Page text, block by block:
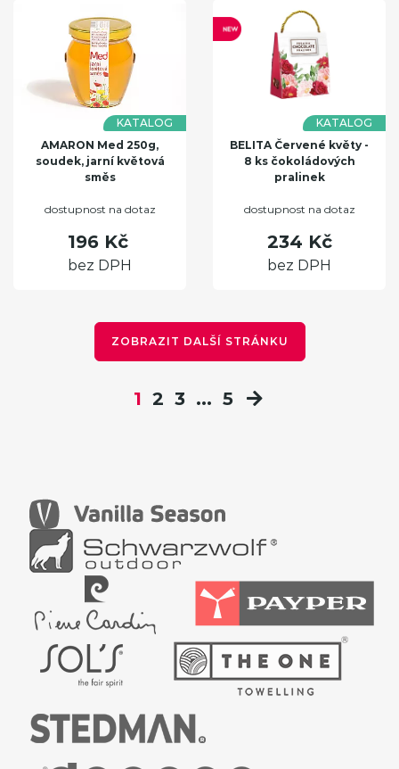
KATALOG
AMARON Med 250g,
soudek, jarní květová
směs
dostupnost na dotaz
196 Kč
bez DPH
KATALOG
BELITA Červené květy -
8 ks čokoládových
pralinek
dostupnost na dotaz
234 Kč
bez DPH
ZOBRAZIT DALŠÍ STRÁNKU
1 2 3 ... 5